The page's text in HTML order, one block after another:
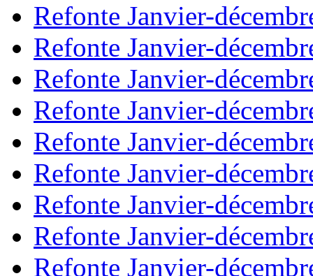
Refonte Janvier-
Refonte Janvier-
Refonte Janvier-
Refonte Janvier-
Refonte Janvier-
Refonte Janvier-
Refonte Janvier-
Refonte Janvier-
Refonte Janvier-